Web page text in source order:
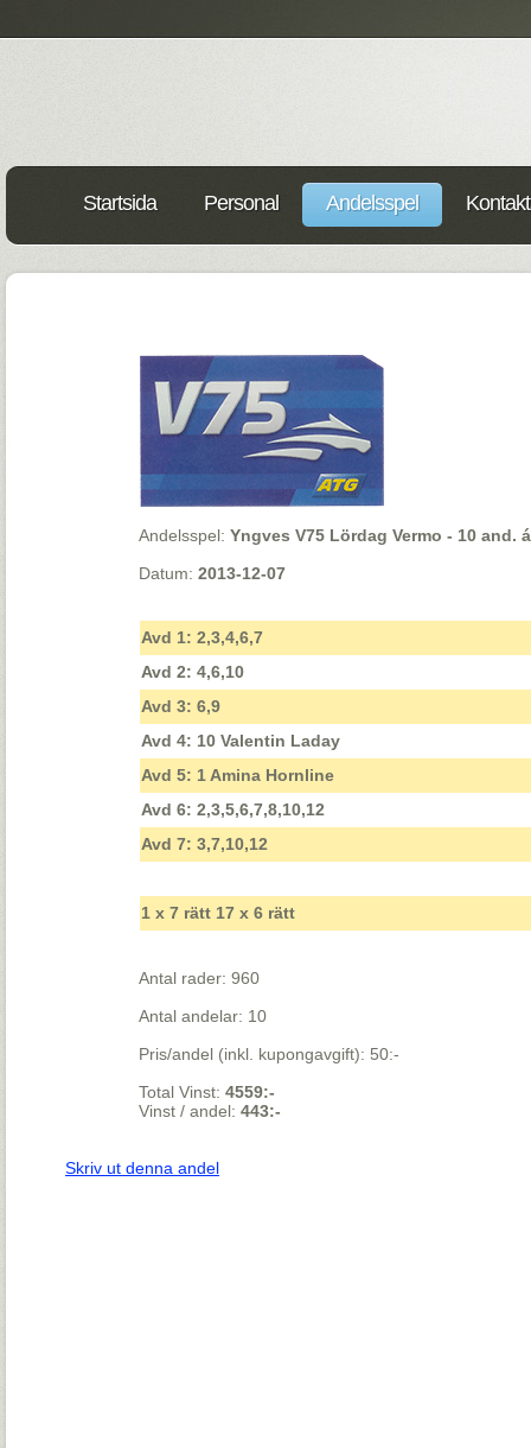
Startsida Personal Andelsspel
Andelsspel:Yngves V75 Lördag Vermo - 10 and.
Datum:2013-12-07
Avd 1: 2,3,4,6,7
Avd 2: 4,6,10
Avd 3: 6,9
Avd 4: 10 Valentin Laday
Avd 5: 1 Amina Hornline
Avd 6: 2,3,5,6,7,8,10,12
Avd 7: 3,7,10,12
1 x 7 rätt 17 x 6 rätt
Antal rader: 960
Antal andelar: 10
Pris/andel (inkl. kupongavgift): 50:-
Total Vinst:4559:-
Vinst / andel:443:-
Skriv ut denna andel